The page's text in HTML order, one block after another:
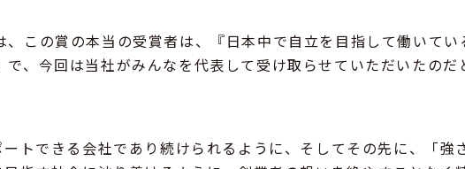
、この賞の本当の受賞者は、『日本中で自立を目指して働いてい
で、今回は当社がみんなを代表して受け取らせていただいたのだ
トできる会社であり続けられるように、そしてその先に、「強